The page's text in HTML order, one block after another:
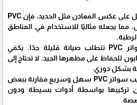
مقاومة الصدأ والتآكل على عكس المعادن مثل الحديد، فإن PVC
مما يجعله مثاليًا للاستخدام في المناطق
صيانة منخفضة سواتر PVC تتطلب صيانة قليلة جدًا. يكفي
للحفاظ على مظهرها الجيد. لا تحتاج إلى
بشكل دوري.
سهولة التركيب تركيب سواتر PVC سهل وسريع مقارنة ببعض
تركيبها بواسطة أدوات بسيطة ودون